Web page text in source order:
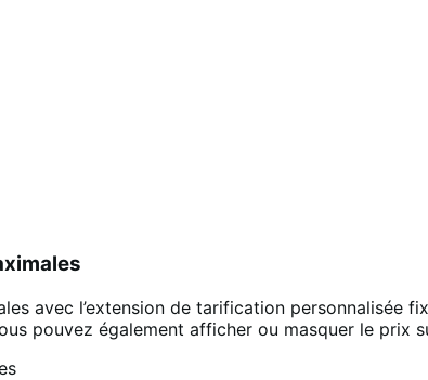
avec l’extension de tarification personnalisée
pouvez également afficher ou masquer le prix